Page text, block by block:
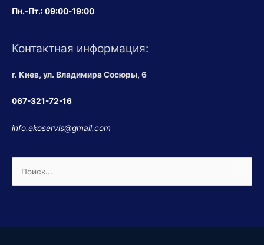
Пн.-Пт.: 09:00-19:00
Контактная информация:
г. Киев, ул. Владимира Сосюры, 6
067-321-72-16
info.ekoservis@gmail.com
Поиск: